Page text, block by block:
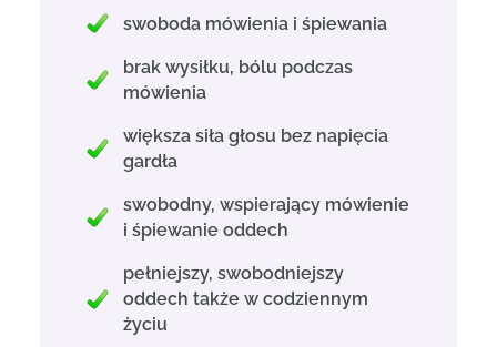
swoboda mówienia i śpiewania
brak wysiłku, bólu podczas
mówienia
większa siła głosu bez napięcia
gardła
swobodny, wspierający mówienie
i śpiewanie oddech
pełniejszy, swobodniejszy
oddech także w codziennym
życiu